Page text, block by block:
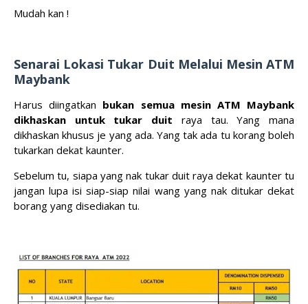
Mudah kan !
Senarai Lokasi Tukar Duit Melalui Mesin ATM
Maybank
Harus diingatkan bukan semua mesin ATM Maybank
dikhaskan untuk tukar duit raya tau. Yang mana
dikhaskan khusus je yang ada. Yang tak ada tu korang boleh
tukarkan dekat kaunter.
Sebelum tu, siapa yang nak tukar duit raya dekat kaunter tu
jangan lupa isi siap-siap nilai wang yang nak ditukar dekat
borang yang disediakan tu.